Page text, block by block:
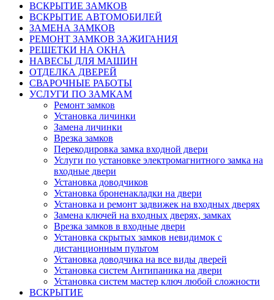
ВСКРЫТИЕ ЗАМКОВ
ВСКРЫТИЕ АВТОМОБИЛЕЙ
ЗАМЕНА ЗАМКОВ
РЕМОНТ ЗАМКОВ ЗАЖИГАНИЯ
РЕШЕТКИ НА ОКНА
НАВЕСЫ ДЛЯ МАШИН
ОТДЕЛКА ДВЕРЕЙ
СВАРОЧНЫЕ РАБОТЫ
УСЛУГИ ПО ЗАМКАМ
Ремонт замков
Установка личинки
Замена личинки
Врезка замков
Перекодировка замка входной двери
Услуги по установке электромагнитного замка на
входные двери
Установка доводчиков
Установка броненакладки на двери
Установка и ремонт задвижек на входных дверях
Замена ключей на входных дверях, замках
Врезка замков в входные двери
Установка скрытых замков невидимок с
дистанционным пультом
Установка доводчика на все виды дверей
Установка систем Антипаника на двери
Установка систем мастер ключ любой сложности
ВСКРЫТИЕ